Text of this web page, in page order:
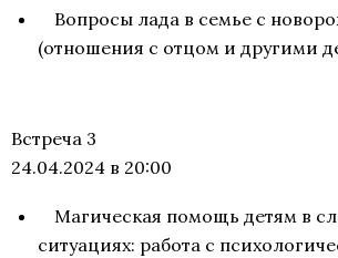
Вопросы лада в семье с
(отношения с отцом и другими
Встреча 3
24.04.2024 в 20:00
Магическая помощь детям в
ситуациях: работа с